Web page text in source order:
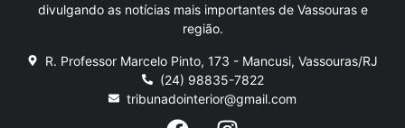
divulgando as notícias mais importantes de Vassouras e
região.
R. Professor Marcelo Pinto, 173 - Mancusi, Vassouras/RJ
(24) 98835-7822
tribunadointerior@gmail.com